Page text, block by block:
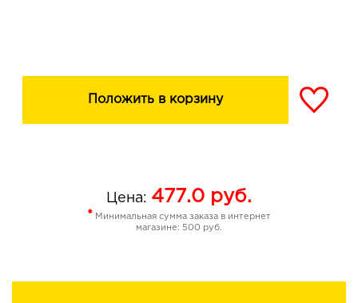
Положить в корзину
Цена: 477.0 руб.
* Минимальная сумма заказа в интернет
магазине: 500 руб.